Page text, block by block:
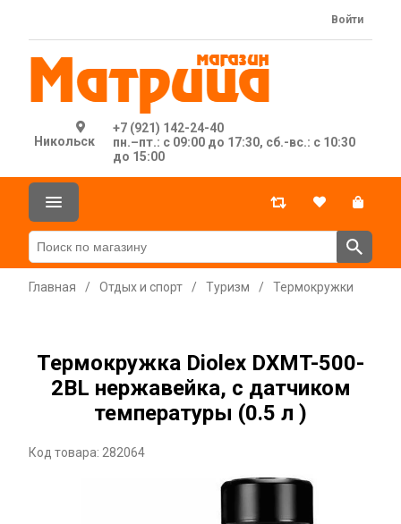
Никольск
+7 (921) 142-24-40
пн.–пт.: с 09:00 до 17:30, сб.-вс.: с 10:30
до 15:00
Войти
Главная / Отдых и спорт / Туризм / Термокружки
Термокружка Diolex DXMT-500-
2BL нержавейка, с датчиком
температуры (0.5 л )
Код товара: 282064